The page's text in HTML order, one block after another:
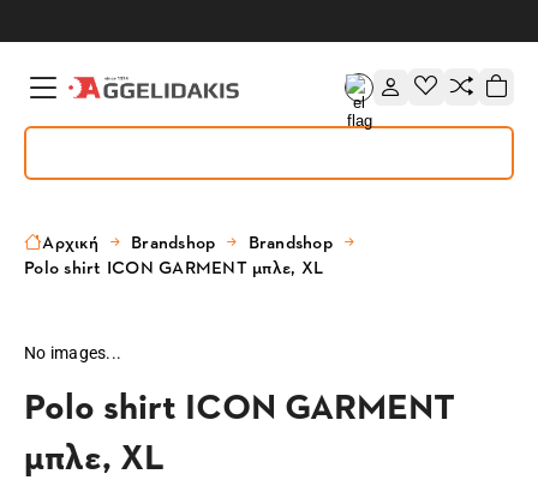
Αρχική Brandshop
Brandshop
Polo shirt ICON GARMENT μπλε, XL
No images...
Polo shirt ICON GARMENT
μπλε, XL